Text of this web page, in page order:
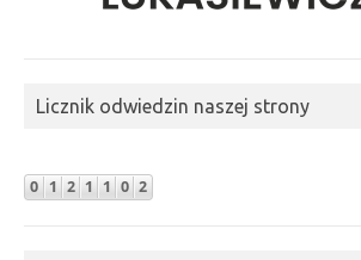
Licznik odwiedzin naszej strony